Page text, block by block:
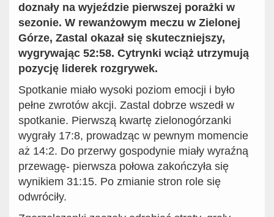
doznały na wyjeździe pierwszej porażki w
sezonie. W rewanżowym meczu w Zielonej
Górze, Zastal okazał się skuteczniejszy,
wygrywając 52:58. Cytrynki wciąż utrzymują
pozycję liderek rozgrywek.
Spotkanie miało wysoki poziom emocji i było
pełne zwrotów akcji. Zastal dobrze wszedł w
spotkanie. Pierwszą kwartę zielonogórzanki
wygrały 17:8, prowadząc w pewnym momencie
aż 14:2. Do przerwy gospodynie miały wyraźną
przewagę- pierwsza połowa zakończyła się
wynikiem 31:15. Po zmianie stron role się
odwróciły.